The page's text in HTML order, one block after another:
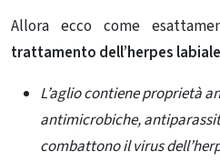
Allora ecco come
trattamento dell’herpes labiale
L’aglio contiene proprietà
antimicrobiche,
combattono il virus